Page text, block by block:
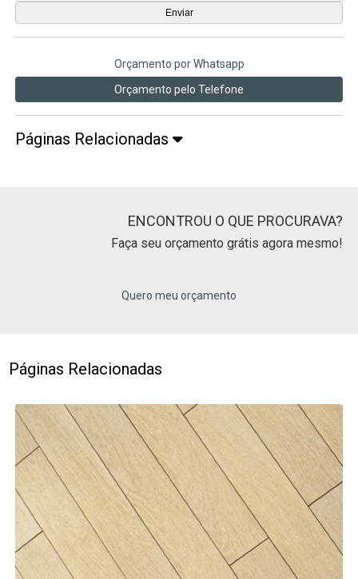
Orçamento por Whatsapp
Orçamento pelo Telefone
Páginas Relacionadas
ENCONTROU O QUE PROCURAVA?
Faça seu orçamento grátis agora mesmo!
Quero meu orçamento
Páginas Relacionadas